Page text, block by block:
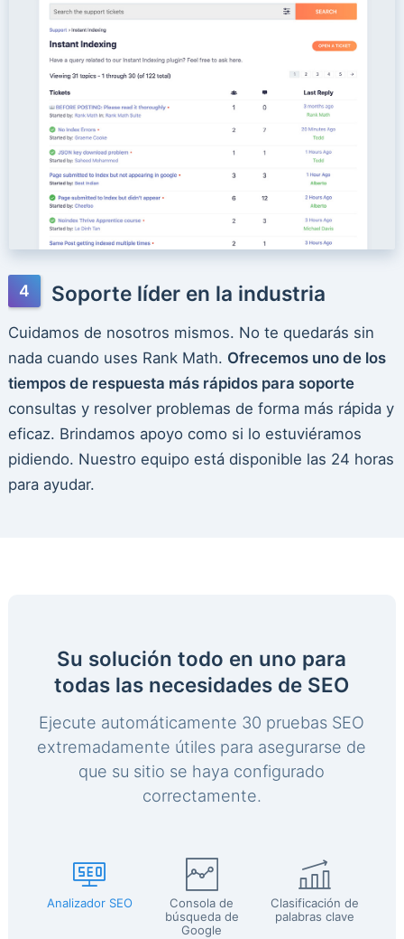
Soporte líder en la industria
Cuidamos de nosotros mismos. No te quedarás sin
nada cuando uses Rank Math. Ofrecemos uno de los
tiempos de respuesta más rápidos para soporte
consultas y resolver problemas de forma más rápida y
eficaz. Brindamos apoyo como si lo estuviéramos
pidiendo. Nuestro equipo está disponible las 24 horas
para ayudar.
Su solución todo en uno para
todas las necesidades de SEO
Ejecute automáticamente 30 pruebas SEO
extremadamente útiles para asegurarse de
que su sitio se haya configurado
correctamente.
Analizador SEO
Consola de
búsqueda de
Google
Clasificación de
palabras clave